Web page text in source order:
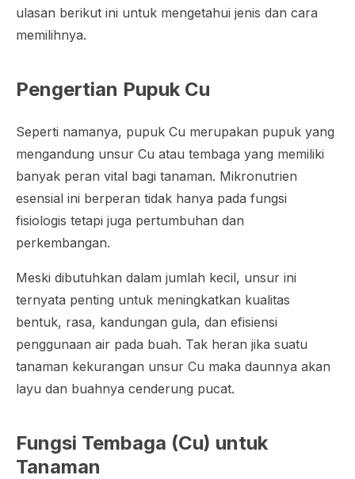
ulasan berikut ini untuk mengetahui jenis dan cara
memilihnya.
Pengertian Pupuk Cu
Seperti namanya, pupuk Cu merupakan pupuk yang
mengandung unsur Cu atau tembaga yang memiliki
banyak peran vital bagi tanaman. Mikronutrien
esensial ini berperan tidak hanya pada fungsi
fisiologis tetapi juga pertumbuhan dan
perkembangan.
Meski dibutuhkan dalam jumlah kecil, unsur ini
ternyata penting untuk meningkatkan kualitas
bentuk, rasa, kandungan gula, dan efisiensi
penggunaan air pada buah. Tak heran jika suatu
tanaman kekurangan unsur Cu maka daunnya akan
layu dan buahnya cenderung pucat.
Fungsi Tembaga (Cu) untuk
Tanaman